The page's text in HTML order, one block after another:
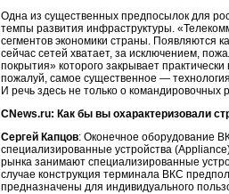
Одна из существенных предпосылок для
темпы развития инфраструктуры.
сегментов экономики страны. Появляются
сейчас сетей хватает, за исключением,
покрытия» которого закрывает
пожалуй, самое существенное —
И речь здесь не только о
CNews.ru: Как бы вы охарактеризовали
Сергей Капцов: Оконечное оборудование
специализированные устройства
рынка занимают специализированные
случае конструкция терминала ВКС
предназначены для индивидуального